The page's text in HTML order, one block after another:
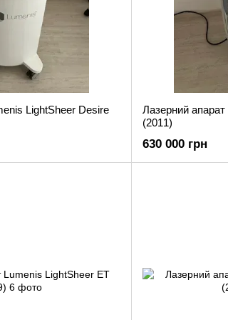
LightSheer Desire
Лазерний апарат Lumenis LightSheer Duet
(2011)
630 000 грн